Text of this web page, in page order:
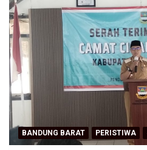
BANDUNG BARAT PERISTIWA